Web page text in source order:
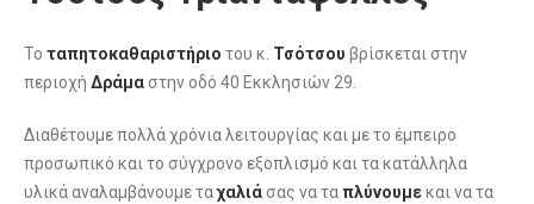
Το ταπητοκαθαριστήριο του κ. Τσότσου βρίσκεται στην
περιοχή Δράμα στην οδό 40 Εκκλησιών 29.
Διαθέτουμε πολλά χρόνια λειτουργίας και με το έμπειρο
προσωπικό και το σύγχρονο εξοπλισμό και τα κατάλληλα
υλικά αναλαμβάνουμε ταχαλιά σας να ταπλύνουμεκαι να τα